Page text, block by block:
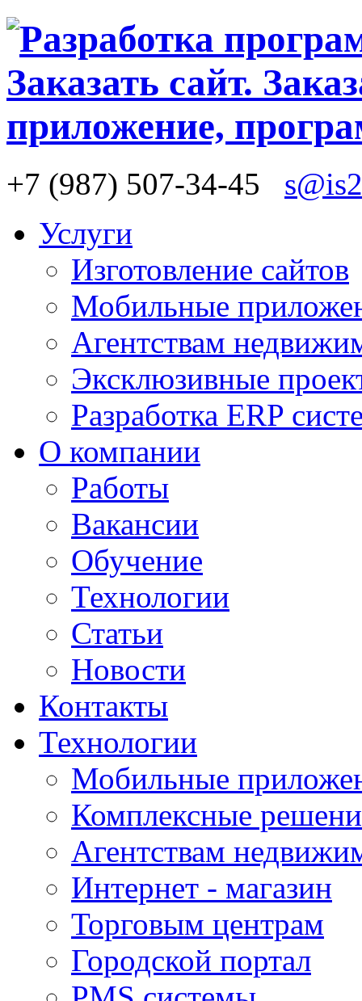
+7 (987) 507-34-45
Услуги
Изготовление сайтов
Мобильные
Агентствам
Эксклюзивные
Разработка ERP
О компании
Работы
Вакансии
Обучение
Технологии
Статьи
Новости
Контакты
Технологии
Мобильные
Комплексные
Агентствам
Интернет - магазин
Торговым центрам
Городской портал